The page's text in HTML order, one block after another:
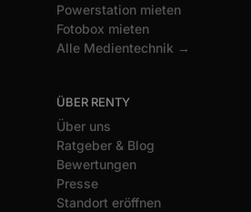
Powerstation mieten
Fotobox mieten
Alle Medientechnik →
ÜBER RENTY
Über uns
Ratgeber & Blog
Bewertungen
Presse
Standort eröffnen